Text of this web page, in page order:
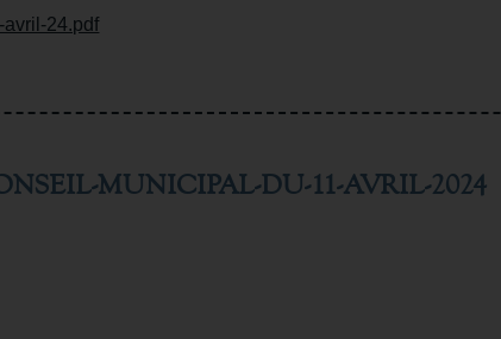
avril-24.pdf
MUNICIPAL-DU-11-AVRIL-2024